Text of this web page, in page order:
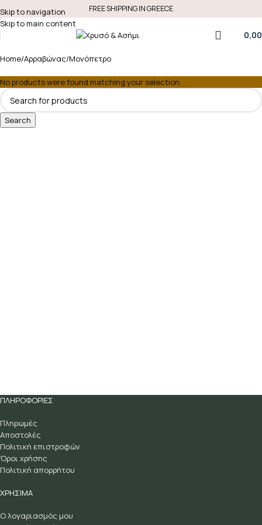
Skip to navigation
Skip to main content
FREE SHIPPING IN GREECE
0,00
Home Αρραβώνας Μονόπετρο
No products were found matching your selection.
Search
ΠΛΗΡΟΦΟΡΙΕΣ
Πληρωμές
Αποστολές
Πολιτική επιστροφών
Όροι χρήσης
Πολιτική απορρήτου
ΧΡΗΣΙΜΑ
Ο λογαριασμός μου